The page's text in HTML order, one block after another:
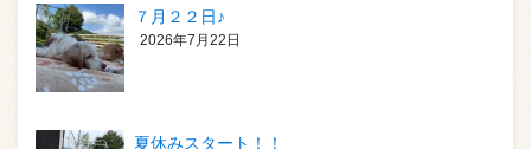
７月２２日♪
2026年7月22日
夏休みスタート！！